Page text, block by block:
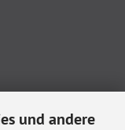
und andere